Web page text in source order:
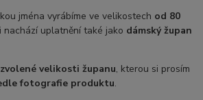
jména vyrábíme ve velikostech od 80
nachází uplatnění také jako dámský župan
velikosti županu, kterou si prosím
fotografie produktu.